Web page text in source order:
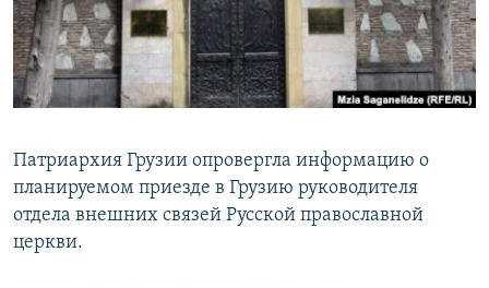
СПОРТ
МИР
БЛОГИ
ГОЛОСА
ЧИТАЕМ ПРЕССУ
АРХИВ РАДИОПРОГРАММЫ
Все сайты РСЕ/РС
Патриархия Грузии опровергла информацию о
планируемом приезде в Грузию руководителя
отдела внешних связей Русской православной
церкви.